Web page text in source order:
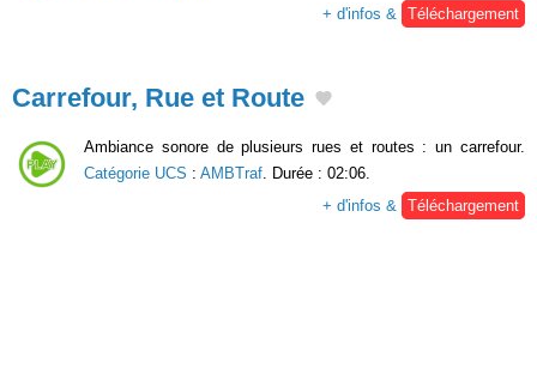
+ d'infos &
Téléchargement
Carrefour, Rue et Route
Ambiance sonore de plusieurs rues et routes : un carrefour.
Catégorie UCS : AMBTraf . Durée : 02:06.
+ d'infos &
Téléchargement